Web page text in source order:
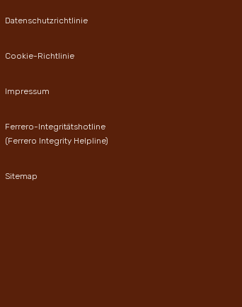
Datenschutzrichtlinie
Cookie-Richtlinie
Impressum
Ferrero-Integritätshotline
(Ferrero Integrity Helpline)
Sitemap